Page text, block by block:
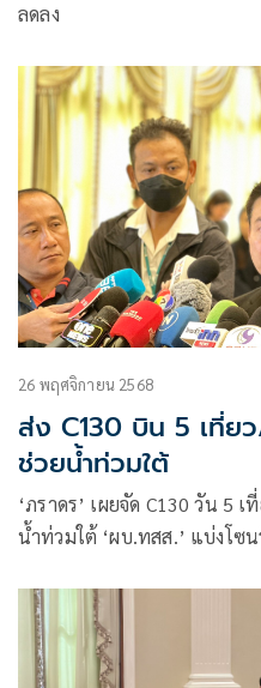
ลดลง
26 พฤศจิกายน 2568
ส่ง C130 บิน 5 เที่ย
ช่วยน้ำท่วมใต้
‘ภราดร’ เผยจัด C130 วัน 5
น้ำท่วมใต้ ‘ผบ.ทสส.’ แบ่งโ
เมือง